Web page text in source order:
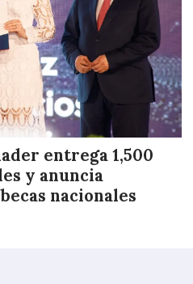
entrega 1,500
y anuncia
nacionales